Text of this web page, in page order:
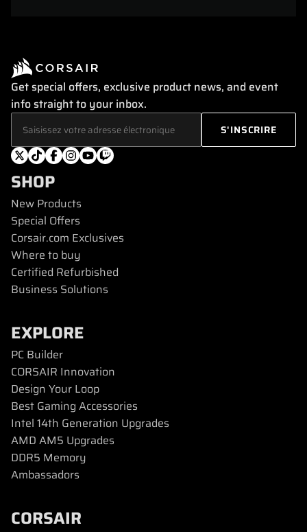
Get special offers, exclusive product news, and event
info straight to your inbox.
SHOP
New Products
Special Offers
Corsair.com Exclusives
Where to buy
Certified Refurbished
Business Solutions
EXPLORE
PC Builder
CORSAIR Innovation
Design Your Loop
Best Gaming Accessories
Intel 14th Generation Upgrades
AMD AM5 Upgrades
DDR5 Memory
Ambassadors
CORSAIR